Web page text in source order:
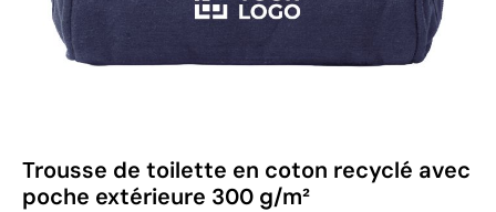
Trousse de toilette en coton recyclé avec
poche extérieure 300 g/m²